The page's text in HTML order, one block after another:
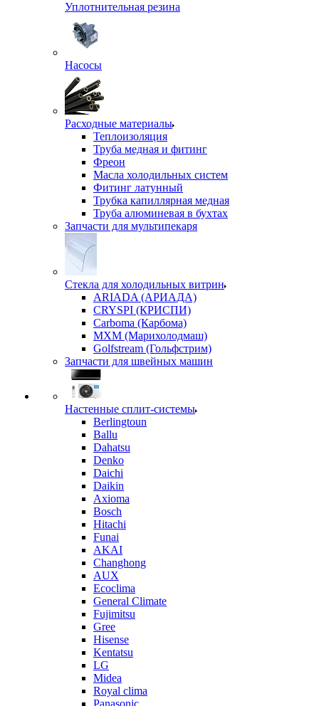
Уплотнительная резина
Насосы
Расходные материалы
Теплоизоляция
Труба медная и фитинг
Фреон
Масла холодильных систем
Фитинг латунный
Трубка капиллярная медная
Труба алюминевая в бухтах
Запчасти для мультипекаря
Стекла для холодильных витрин
ARIADA (АРИАДА)
CRYSPI (КРИСПИ)
Carboma (Карбома)
MXM (Марихолодмаш)
Golfstream (Гольфстрим)
Запчасти для швейных машин
Настенные сплит-системы
Berlingtoun
Ballu
Dahatsu
Denko
Daichi
Daikin
Axioma
Bosch
Hitachi
Funai
AKAI
Changhong
AUX
Ecoclima
General Climate
Fujimitsu
Gree
Hisense
Kentatsu
LG
Midea
Royal clima
Panasonic